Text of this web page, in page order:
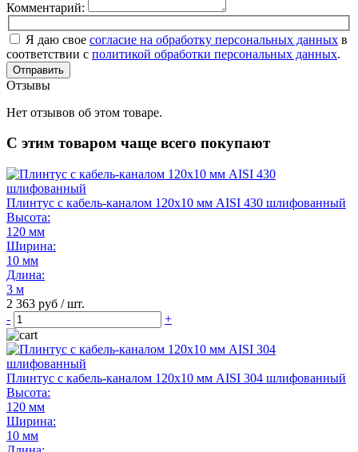
Комментарий:
Я даю свое согласие на обработку персональных данных в
соответствии с политикой обработки персональных данных.
Отправить
Отзывы
Нет отзывов об этом товаре.
С этим товаром чаще всего покупают
Плинтус с кабель-каналом 120х10 мм AISI 430 шлифованный
Высота:
120 мм
Ширина:
10 мм
Длина:
3 м
2 363 руб / шт.
-
+
Плинтус с кабель-каналом 120х10 мм AISI 304 шлифованный
Высота:
120 мм
Ширина:
10 мм